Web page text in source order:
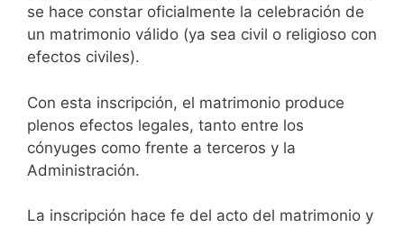
se hace constar oficialmente la celebración de
un matrimonio válido (ya sea civil o religioso con
efectos civiles).
Con esta inscripción, el matrimonio produce
plenos efectos legales, tanto entre los
cónyuges como frente a terceros y la
Administración.
La inscripción hace fe del acto del matrimonio y